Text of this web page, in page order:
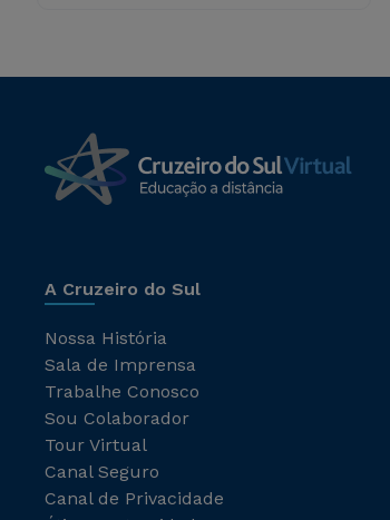
A Cruzeiro do Sul
Nossa História
Sala de Imprensa
Trabalhe Conosco
Sou Colaborador
Tour Virtual
Canal Seguro
Canal de Privacidade